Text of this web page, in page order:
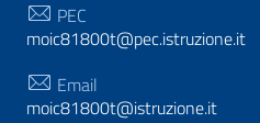
PEC
moic81800t@pec.istruzione.it
Email
moic81800t@istruzione.it